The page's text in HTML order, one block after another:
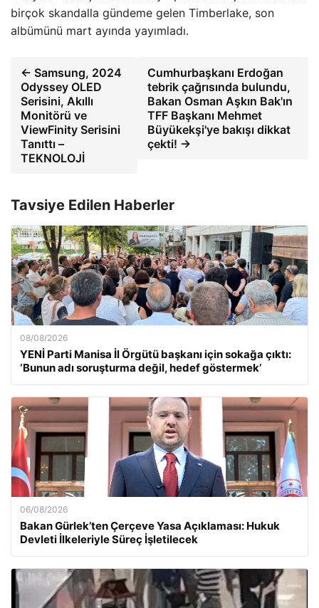
birçok skandalla gündeme gelen Timberlake, son
albümünü mart ayında yayımladı.
← Samsung, 2024
Odyssey OLED
Serisini, Akıllı
Monitörü ve
ViewFinity Serisini
Tanıttı –
TEKNOLOJİ
Cumhurbaşkanı Erdoğan
tebrik çağrısında bulundu,
Bakan Osman Aşkın Bak'ın
TFF Başkanı Mehmet
Büyükekşi'ye bakışı dikkat
çekti! →
Tavsiye Edilen Haberler
08/08/2026
YENİ Parti Manisa İl Örgütü başkanı için sokağa çıktı:
‘Bunun adı soruşturma değil, hedef göstermek’
06/08/2026
Bakan Gürlek’ten Çerçeve Yasa Açıklaması: Hukuk
Devleti İlkeleriyle Süreç İşletilecek